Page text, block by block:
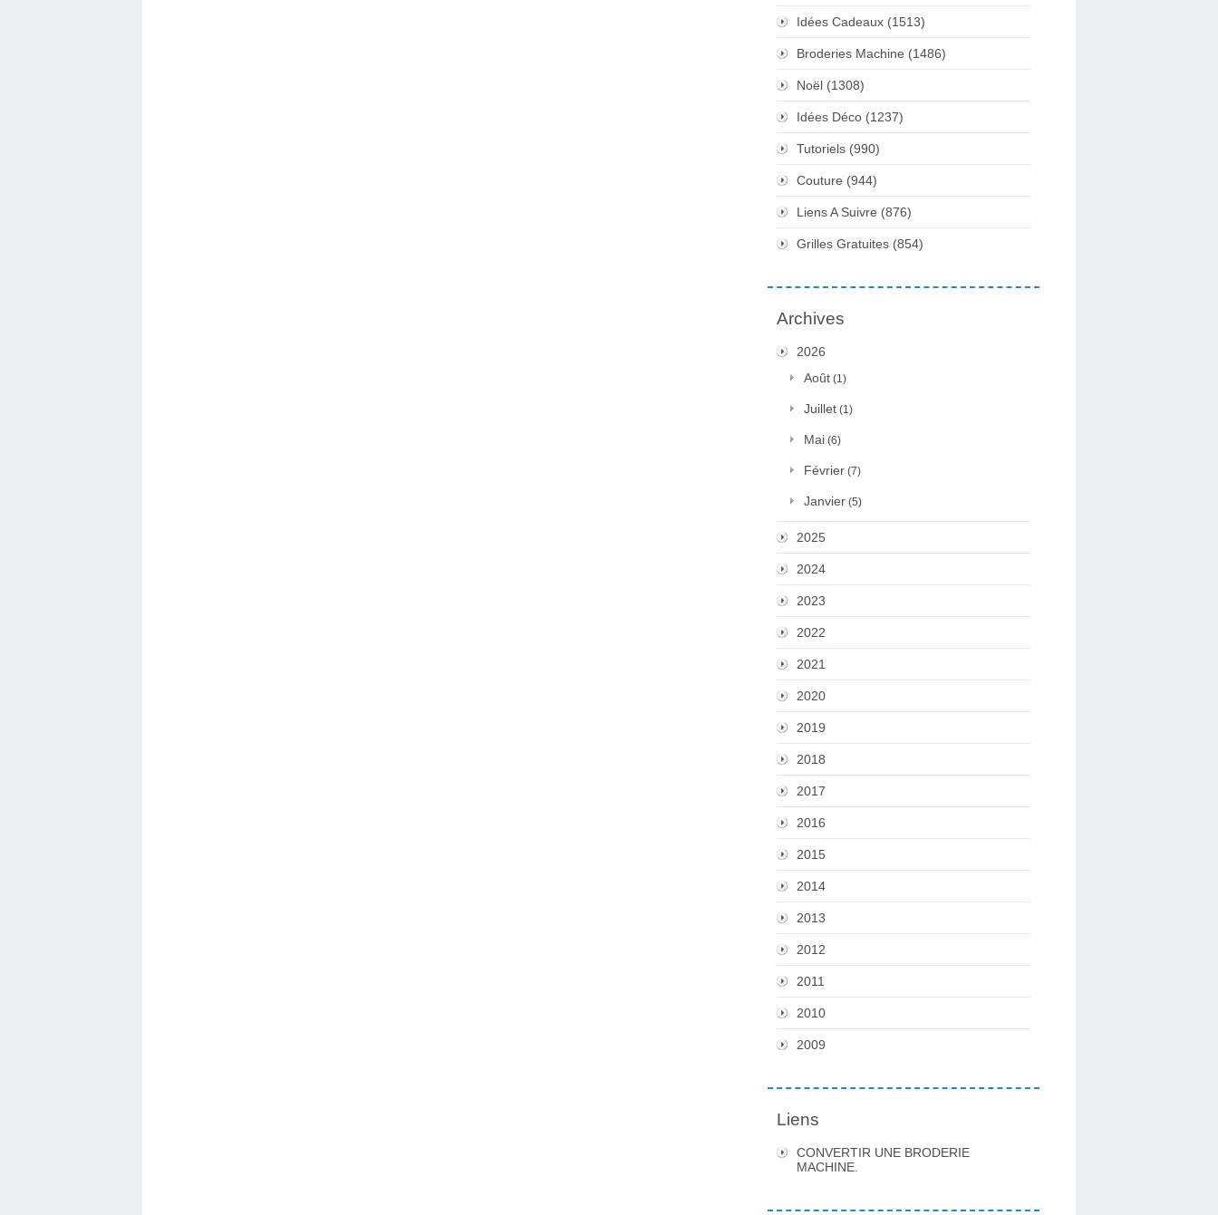
Idées Cadeaux (1513)
Broderies Machine (1486)
Noël (1308)
Idées Déco (1237)
Tutoriels (990)
Couture (944)
Liens A Suivre (876)
Grilles Gratuites (854)
Archives
2026
Août (1)
Juillet (1)
Mai (6)
Février (7)
Janvier (5)
2025
2024
2023
2022
2021
2020
2019
2018
2017
2016
2015
2014
2013
2012
2011
2010
2009
Liens
CONVERTIR UNE BRODERIE
MACHINE.